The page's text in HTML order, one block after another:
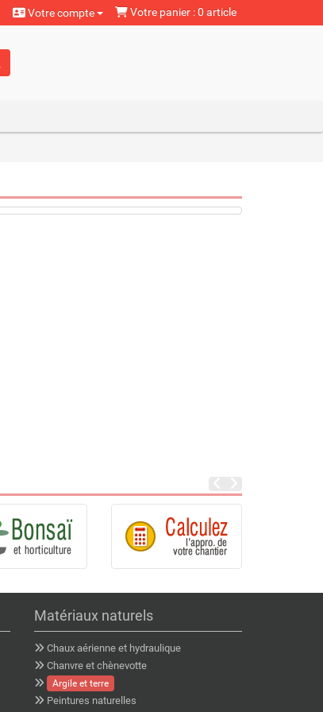
Votre compte Votre panier : 0 article
Matériaux naturels
Chaux aérienne et hydraulique
Chanvre et chènevotte
Argile et terre
Peintures naturelles